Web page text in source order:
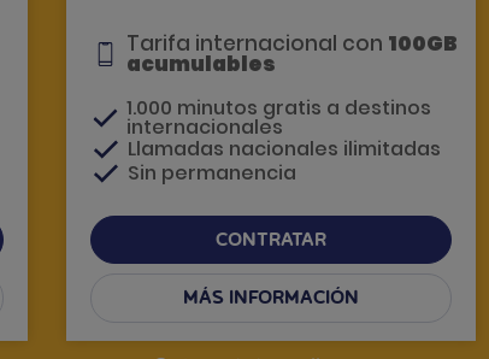
Tarifa internacional con 100GB
acumulables
1.000 minutos gratis a destinos
internacionales
Llamadas nacionales ilimitadas
Sin permanencia
CONTRATAR
MÁS INFORMACIÓN